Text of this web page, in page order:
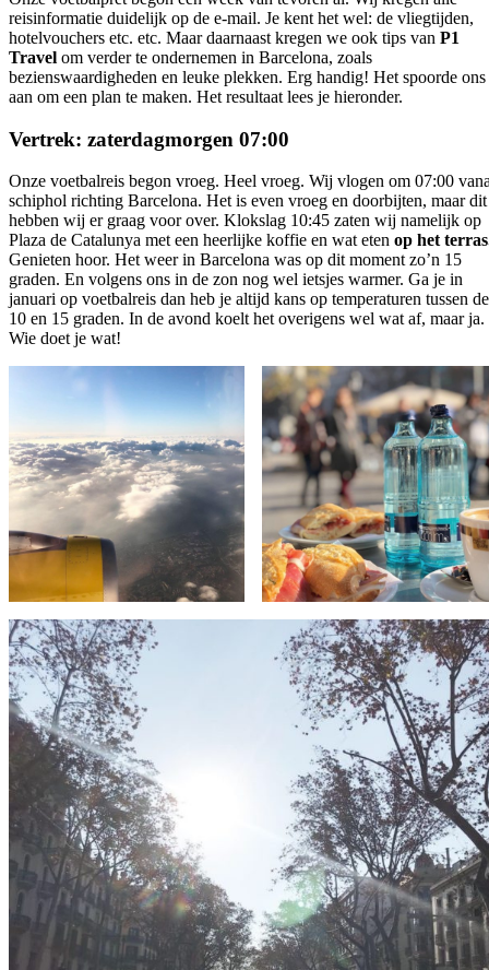
reisinformatie duidelijk op de e-mail. Je kent het wel: de vliegtijden,
hotelvouchers etc. etc. Maar daarnaast kregen we ook tips van P1
Travel om verder te ondernemen in Barcelona, zoals
bezienswaardigheden en leuke plekken. Erg handig! Het spoorde ons
aan om een plan te maken. Het resultaat lees je hieronder.
Vertrek: zaterdagmorgen 07:00
Onze voetbalreis begon vroeg. Heel vroeg. Wij vlogen om 07:00
schiphol richting Barcelona. Het is even vroeg en doorbijten, maar dit
hebben wij er graag voor over. Klokslag 10:45 zaten wij namelijk op
Plaza de Catalunya met een heerlijke koffie en wat eten op het
Genieten hoor. Het weer in Barcelona was op dit moment zo’n 15
graden. En volgens ons in de zon nog wel ietsjes warmer. Ga je in
januari op voetbalreis dan heb je altijd kans op temperaturen tussen de
10 en 15 graden. In de avond koelt het overigens wel wat af, maar ja.
Wie doet je wat!